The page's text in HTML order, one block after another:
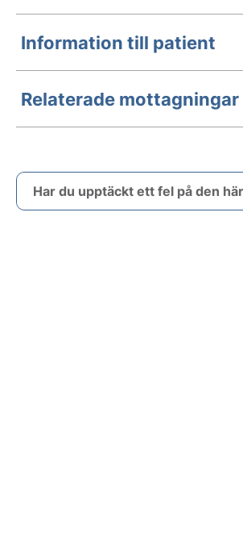
Information till patient
Relaterade mottagningar
Har du upptäckt ett fel på den